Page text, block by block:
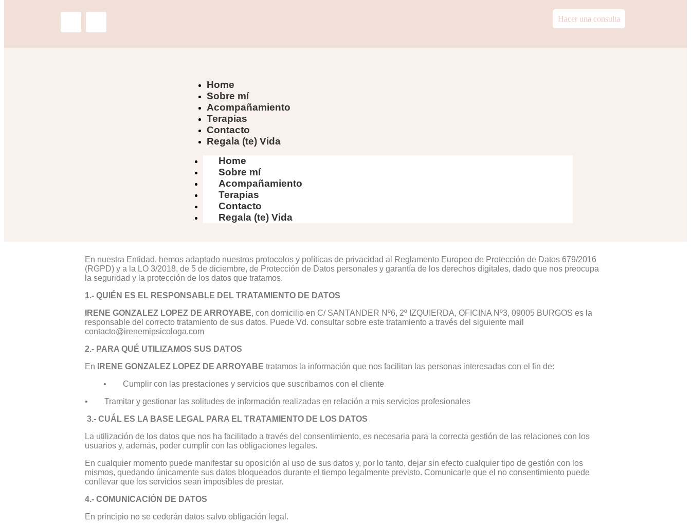
Hacer una consulta
Home
Sobre mí
Acompañamiento
Terapias
Contacto
Regala (te) Vida
Home
Sobre mí
Acompañamiento
Terapias
Contacto
Regala (te) Vida
En nuestra Entidad, hemos adaptado nuestros protocolos y políticas de privacidad al Reglamento Europeo de Protección de Datos 679/2016
(RGPD) y a la LO 3/2018, de 5 de diciembre, de Protección de Datos personales y garantía de los derechos digitales, dado que nos preocupa
la seguridad y la protección de los datos que tratamos.
1.- QUIÉN ES EL RESPONSABLE DEL TRATAMIENTO DE DATOS
IRENE GONZALEZ LOPEZ DE ARROYABE, con domicilio en C/ SANTANDER Nº6, 2º IZQUIERDA, OFICINA Nº3, 09005 BURGOS es la
responsable del correcto tratamiento de sus datos. Puede Vd. consultar sobre este tratamiento a través del siguiente mail
contacto@irenemipsicologa.com
2.- PARA QUÉ UTILIZAMOS SUS DATOS
En
IRENE GONZALEZ LOPEZ DE ARROYABE tratamos la información que nos facilitan las personas interesadas con el fin de:
• Cumplir con las prestaciones y servicios que suscribamos con el cliente
• Tramitar y gestionar las solitudes de información realizadas en relación a mis servicios profesionales
3.- CUÁL ES LA BASE LEGAL PARA EL TRATAMIENTO DE LOS DATOS
La utilización de los datos que nos ha facilitado a través del consentimiento, es necesaria para la correcta gestión de las relaciones con los
usuarios y, además, poder cumplir con las obligaciones legales.
En cualquier momento puede manifestar su oposición al uso de sus datos y, por lo tanto, dejar sin efecto cualquier tipo de gestión con los
mismos, quedando únicamente sus datos bloqueados durante el tiempo legalmente previsto. Comunicarle que el no consentimiento puede
conllevar que los servicios sean imposibles de prestar.
4.- COMUNICACIÓN DE DATOS
En principio no se cederán datos salvo obligación legal.